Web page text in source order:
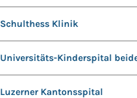
Schulthess Klinik
Universitäts-Kinderspital
Luzerner Kantonsspital